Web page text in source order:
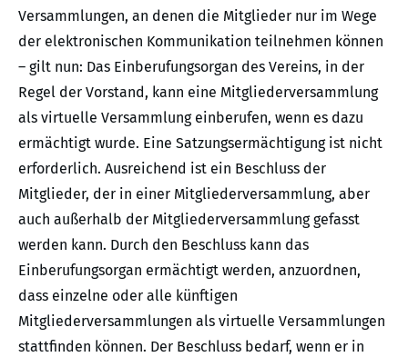
Versammlungen, an denen die Mitglieder nur im Wege
der elektronischen Kommunikation teilnehmen können
– gilt nun: Das Einberufungsorgan des Vereins, in der
Regel der Vorstand, kann eine Mitgliederversammlung
als virtuelle Versammlung einberufen, wenn es dazu
ermächtigt wurde. Eine Satzungsermächtigung ist nicht
erforderlich. Ausreichend ist ein Beschluss der
Mitglieder, der in einer Mitgliederversammlung, aber
auch außerhalb der Mitgliederversammlung gefasst
werden kann. Durch den Beschluss kann das
Einberufungsorgan ermächtigt werden, anzuordnen,
dass einzelne oder alle künftigen
Mitgliederversammlungen als virtuelle Versammlungen
stattfinden können. Der Beschluss bedarf, wenn er in